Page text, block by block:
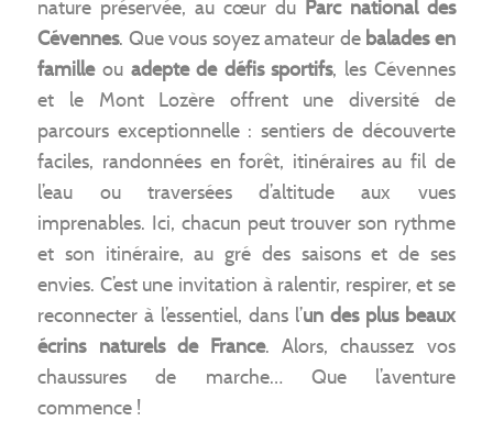
nature préservée, au cœur du Parc national des
Cévennes. Que vous soyez amateur de balades en
familleou adepte de défis sportifs, les Cévennes
et le Mont Lozère offrent une diversité de
parcours exceptionnelle : sentiers de découverte
faciles, randonnées en forêt, itinéraires au fil de
l’eau ou traversées d’altitude aux vues
imprenables. Ici, chacun peut trouver son rythme
et son itinéraire, au gré des saisons et de ses
envies. C’est une invitation à ralentir, respirer, et se
reconnecter à l’essentiel, dans l’un des plus beaux
écrins naturels de France. Alors, chaussez vos
chaussures de marche… Que l’aventure
commence !